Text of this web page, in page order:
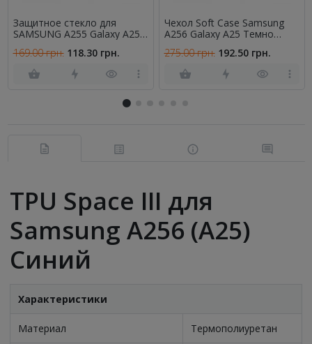
Защитное стекло для
SAMSUNG A255 Galaxy A25
черное)
169.00 грн. 118.30 грн.
Чехол Soft Case Samsung
A256 Galaxy A25 Темно
275.00 грн. 192.50 грн.
TPU Space III для
Samsung A256 (A25)
Синий
Характеристики
Материал Термополиуретан